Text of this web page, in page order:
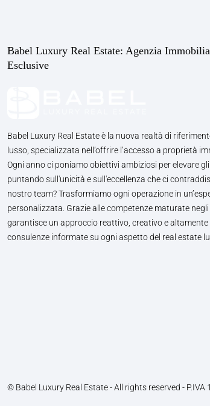
Babel Luxury Real Estate: Agenzia
Esclusive
Babel Luxury Real Estate è la nuova realtà di
lusso, specializzata nell’offrire l’accesso a proprietà
Ogni anno ci poniamo obiettivi ambiziosi per elevare
puntando sull'unicità e sull'eccellenza che ci
nostro team? Trasformiamo ogni operazione in
personalizzata. Grazie alle competenze maturate
garantisce un approccio reattivo, creativo e
consulenze informate su ogni aspetto del real estate
© Babel Luxury Real Estate - All rights reserved - P.IVA